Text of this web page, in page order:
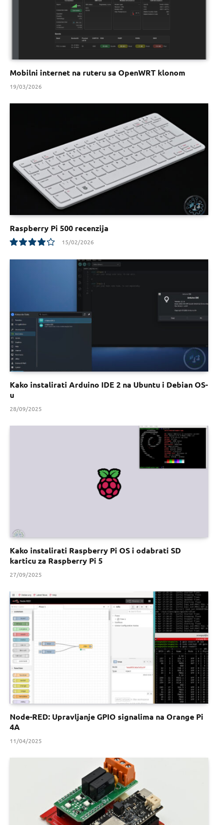
Mobilni internet na ruteru sa OpenWRT klonom
19/03/2026
Raspberry Pi 500 recenzija
8
15/02/2026
Kako instalirati Arduino IDE 2 na Ubuntu i Debian OS-
u
28/09/2025
Kako instalirati Raspberry Pi OS i odabrati SD
karticu za Raspberry Pi 5
27/09/2025
Node-RED: Upravljanje GPIO signalima na Orange Pi
4A
11/04/2025